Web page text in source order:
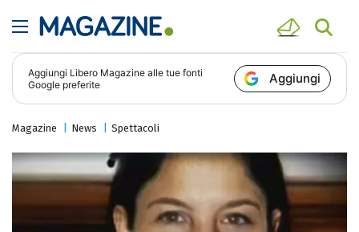
Aggiungi Libero Magazine alle tue fonti
Google preferite
Aggiungi
Magazine News Spettacoli